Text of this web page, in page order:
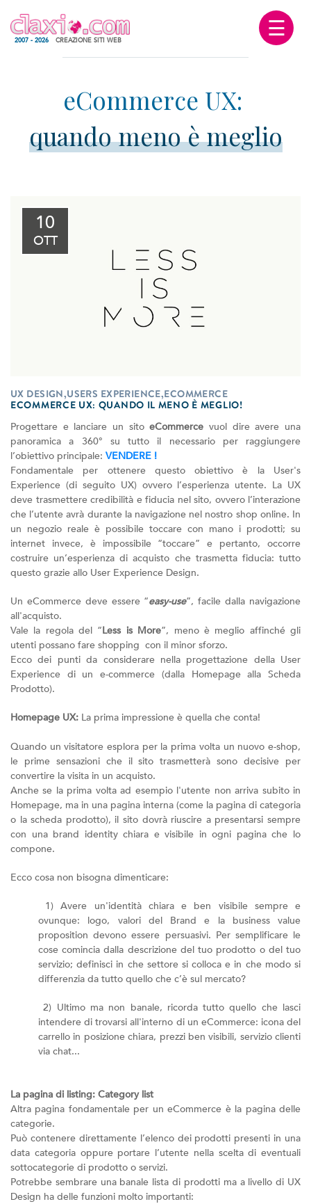
2007 - 2026 CREAZIONE SITI WEB ☰
quando meno è meglio
10
OTT
UX DESIGN,USERS EXPERIENCE,ECOMMERCE
ECOMMERCE UX: QUANDO IL MENO È MEGLIO!
Progettare e lanciare un sitoeCommerce vuol dire avere una
panoramica a 360° su tutto il necessario per raggiungere
l’obiettivo principale: VENDERE !
Fondamentale per ottenere questo obiettivo è la User's
Experience (di seguito UX) ovvero l’esperienza utente. La UX
deve trasmettere credibilità e fiducia nel sito, ovvero l’interazione
che l’utente avrà durante la navigazione nel nostro shop online. In
un negozio reale è possibile toccare con mano i prodotti; su
internet invece, è impossibile “toccare” e pertanto, occorre
costruire un’esperienza di acquisto che trasmetta fiducia: tutto
questo grazie allo User Experience Design.
Un eCommerce deve essere “easy-use”, facile dalla navigazione
all'acquisto.
Vale la regola del “Less is More”, meno è meglio affinché gli
utenti possano fare shopping con il minor sforzo.
Ecco dei punti da considerare nella progettazione della User
Experience di un e-commerce (dalla Homepage alla Scheda
Prodotto).
Homepage UX: La prima impressione è quella che conta!
Quando un visitatore esplora per la prima volta un nuovo e-shop,
le prime sensazioni che il sito trasmetterà sono decisive per
convertire la visita in un acquisto.
Anche se la prima volta ad esempio l'utente non arriva subito in
Homepage, ma in una pagina interna (come la pagina di categoria
o la scheda prodotto), il sito dovrà riuscire a presentarsi sempre
con una brand identity chiara e visibile in ogni pagina che lo
compone.
Ecco cosa non bisogna dimenticare:
1) Avere un'identità chiara e ben visibile sempre e
ovunque: logo, valori del Brand e la business value
proposition devono essere persuasivi. Per semplificare le
cose comincia dalla descrizione del tuo prodotto o del tuo
servizio; definisci in che settore si colloca e in che modo si
differenzia da tutto quello che c’è sul mercato?
2) Ultimo ma non banale, ricorda tutto quello che lasci
intendere di trovarsi all'interno di un eCommerce: icona del
carrello in posizione chiara, prezzi ben visibili, servizio clienti
via chat...
La pagina di listing: Category list
Altra pagina fondamentale per un eCommerce è la pagina delle
categorie.
Può contenere direttamente l’elenco dei prodotti presenti in una
data categoria oppure portare l’utente nella scelta di eventuali
sottocategorie di prodotto o servizi.
Potrebbe sembrare una banale lista di prodotti ma a livello di UX
Design ha delle funzioni molto importanti: